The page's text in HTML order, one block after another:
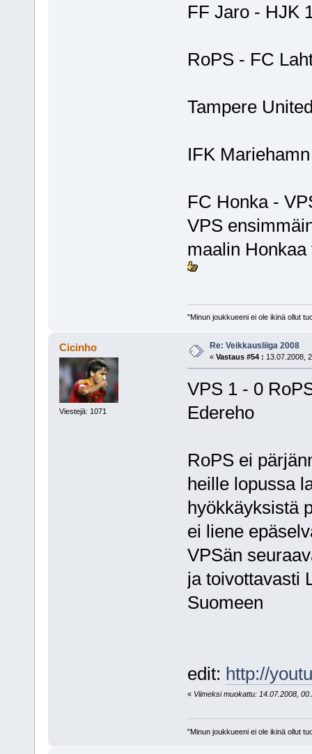
FF Jaro - HJK
RoPS - FC
Tampere
IFK
FC Honka -
VPS
maalin
"Minun joukkueeni ei ole ikinä ollut
Cicinho
Viestejä: 1071
Re: Veikkausliiga 2008
« Vastaus #54 : 13.07.2008,
VPS 1 - 0
Edereho
RoPS ei
heille lopussa
hyökkäyksistä
ei liene
VPSän
ja toivottavasti
Suomeen
edit: http://
« Viimeksi muokattu: 14.07.2008,
"Minun joukkueeni ei ole ikinä ollut